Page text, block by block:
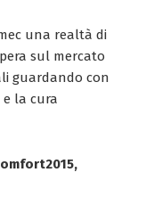
una realtà di
sul mercato
guardando con
la cura